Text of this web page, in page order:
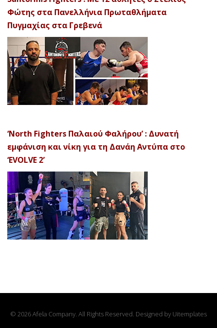
Φώτης στα Πανελλήνια Πρωταθλήματα
Πυγμαχίας στα Γρεβενά
‘North Fighters Παλαιού Φαλήρου’ : Δυνατή
εμφάνιση και νίκη για τη Δανάη Αντύπα στο
‘EVOLVE 2’
© 2026 Afela Company. All Rights Reserved. Designed by Uitemplates